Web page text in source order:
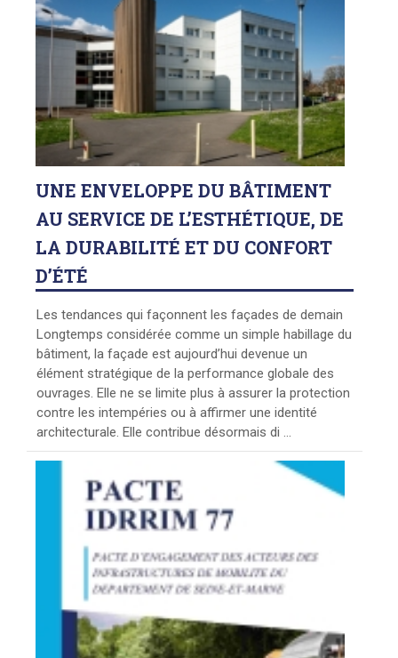
UNE ENVELOPPE DU BÂTIMENT
AU SERVICE DE L’ESTHÉTIQUE, DE
LA DURABILITÉ ET DU CONFORT
D’ÉTÉ
Les tendances qui façonnent les façades de demain
Longtemps considérée comme un simple habillage du
bâtiment, la façade est aujourd’hui devenue un
élément stratégique de la performance globale des
ouvrages. Elle ne se limite plus à assurer la protection
contre les intempéries ou à affirmer une identité
architecturale. Elle contribue désormais di ...